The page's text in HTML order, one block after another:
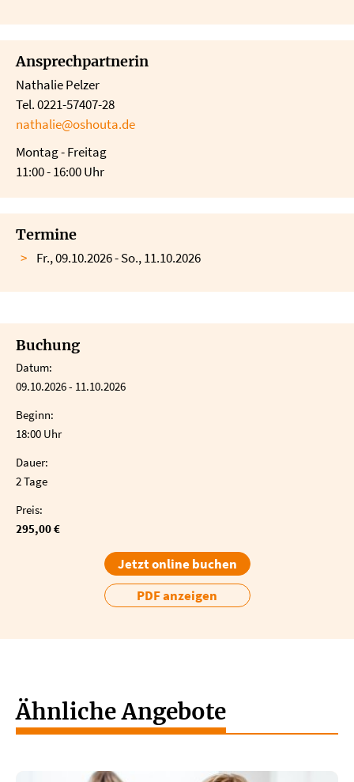
Ansprechpartnerin
Nathalie Pelzer
Tel. 0221-57407-28
nathalie@oshouta.de
Montag - Freitag
11:00 - 16:00 Uhr
Termine
Fr., 09.10.2026 - So., 11.10.2026
Buchung
Datum:
09.10.2026 - 11.10.2026
Beginn:
18:00 Uhr
Dauer:
2 Tage
Preis:
295,00 €
Jetzt online buchen
PDF anzeigen
Ähnliche Angebote